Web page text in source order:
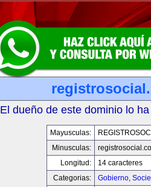
El dueño de este dominio lo
Mayusculas:
Minusculas:
Longitud:
14 caracteres
Categorias:
Gobierno,